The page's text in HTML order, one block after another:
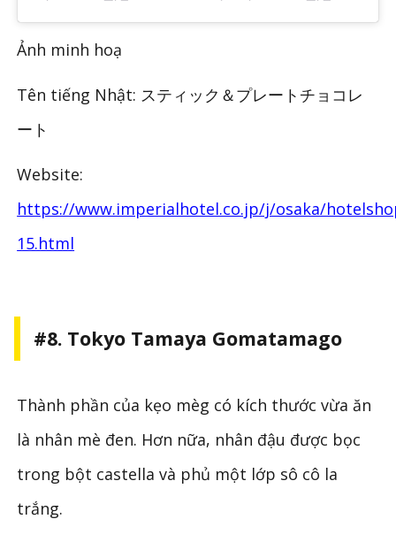
Ảnh minh hoạ
Tên tiếng Nhật: スティック＆プレートチョコレ
ート
Website:
https://www.imperialhotel.co.jp/j/osaka/
15.html
#8. Tokyo Tamaya Gomatamago
Thành phần của kẹo mèg có kích thước vừa ăn
là nhân mè đen. Hơn nữa, nhân đậu được bọc
trong bột castella và phủ một lớp sô cô la
trắng.